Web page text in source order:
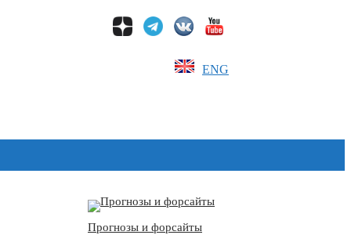
ENG
Прогнозы и форсайты